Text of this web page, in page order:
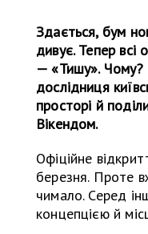
Здається, бум
дивує. Тепер всі
— «Тишу». Чому?
дослідниця
просторі й
Вікендом.
Офіційне
березня. Проте
чимало. Серед
концепцією й